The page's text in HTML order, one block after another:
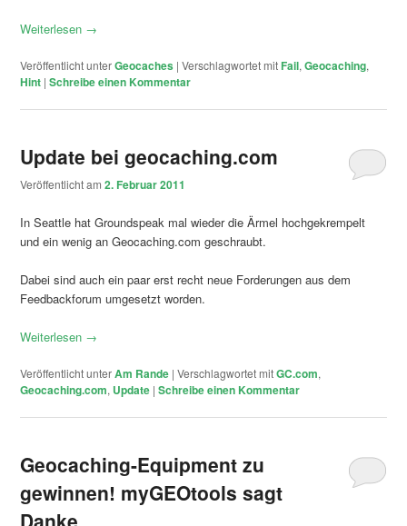
Weiterlesen →
Veröffentlicht unterGeocaches |Verschlagwortet mitFail,Geocaching,
Hint |Schreibe einen Kommentar
Update bei geocaching.com
Veröffentlicht am2. Februar 2011
In Seattle hat Groundspeak mal wieder die Ärmel hochgekrempelt
und ein wenig an Geocaching.com geschraubt.
Dabei sind auch ein paar erst recht neue Forderungen aus dem
Feedbackforum umgesetzt worden.
Weiterlesen →
Veröffentlicht unterAm Rande |Verschlagwortet mitGC.com,
Geocaching.com, Update |Schreibe einen Kommentar
Geocaching-Equipment zu
gewinnen! myGEOtools sagt